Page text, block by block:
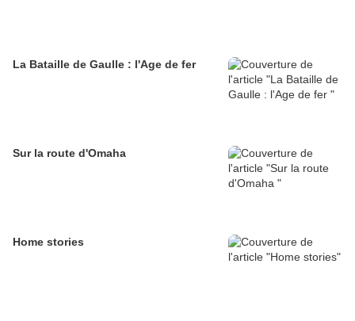
La Bataille de Gaulle : l'Age de fer
Sur la route d'Omaha
Home stories